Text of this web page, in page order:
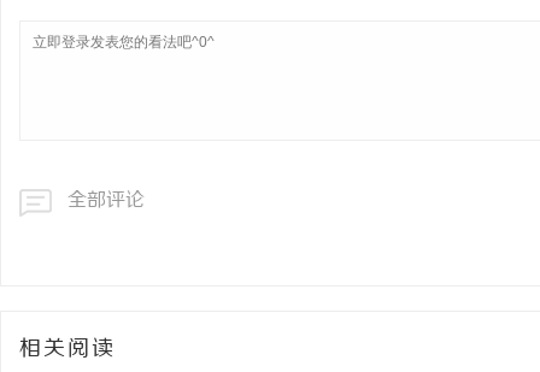
全部评论
相关阅读